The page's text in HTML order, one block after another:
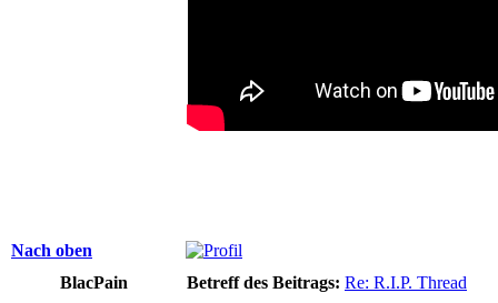
Nach oben
BlacPain
Betreff des Beitrags: Re: R.I.P. Thread